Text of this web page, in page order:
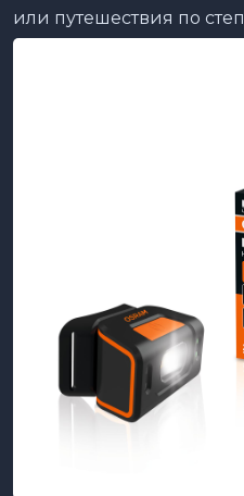
или путешествия по